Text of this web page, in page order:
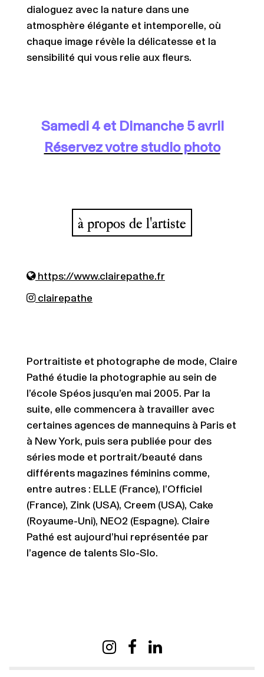
dialoguez avec la nature dans une
atmosphère élégante et intemporelle, où
chaque image révèle la délicatesse et la
sensibilité qui vous relie aux fleurs.
Samedi 4 et Dimanche 5 avril
Réservez votre studio photo
à propos de l'artiste
https://www.clairepathe.fr
clairepathe
Portraitiste et photographe de mode, Claire
Pathé étudie la photographie au sein de
l’école Spéos jusqu’en mai 2005. Par la
suite, elle commencera à travailler avec
certaines agences de mannequins à Paris et
à New York, puis sera publiée pour des
séries mode et portrait/beauté dans
différents magazines féminins comme,
entre autres : ELLE (France), l’Officiel
(France), Zink (USA), Creem (USA), Cake
(Royaume-Uni), NEO2 (Espagne). Claire
Pathé est aujourd’hui représentée par
l’agence de talents Slo-Slo.